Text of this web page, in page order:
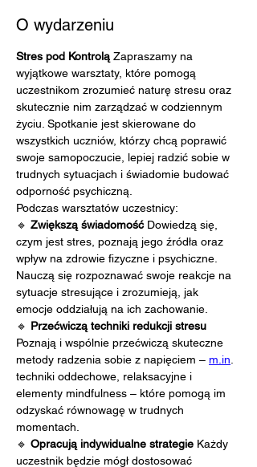
O wydarzeniu
Stres pod Kontrolą Zapraszamy na
wyjątkowe warsztaty, które pomogą
uczestnikom zrozumieć naturę stresu oraz
skutecznie nim zarządzać w codziennym
życiu. Spotkanie jest skierowane do
wszystkich uczniów, którzy chcą poprawić
swoje samopoczucie, lepiej radzić sobie w
trudnych sytuacjach i świadomie budować
odporność psychiczną.
Podczas warsztatów uczestnicy:
🔹 Zwiększą świadomość Dowiedzą się,
czym jest stres, poznają jego źródła oraz
wpływ na zdrowie fizyczne i psychiczne.
Nauczą się rozpoznawać swoje reakcje na
sytuacje stresujące i zrozumieją, jak
emocje oddziałują na ich zachowanie.
🔹 Przećwiczą techniki redukcji stresu
Poznają i wspólnie przećwiczą skuteczne
metody radzenia sobie z napięciem – m.in
techniki oddechowe, relaksacyjne i
elementy mindfulness – które pomogą im
odzyskać równowagę w trudnych
momentach.
🔹 Opracują indywidualne strategie Każdy
uczestnik będzie mógł dostosować